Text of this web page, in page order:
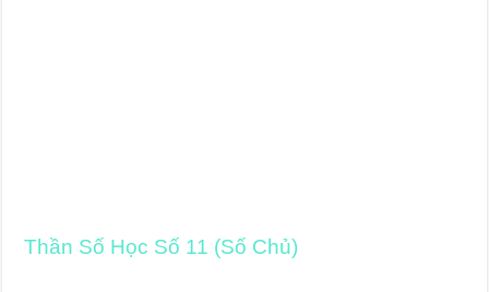
Thần Số Học Số 11 (Số Chủ)